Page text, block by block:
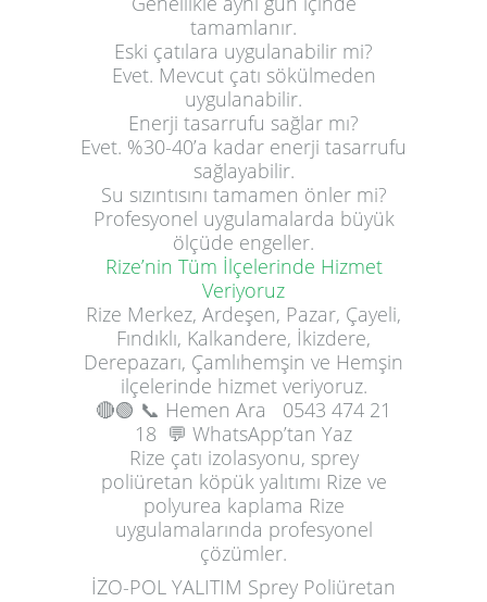
tamamlanır.
Eski çatılara uygulanabilir mi?
Evet. Mevcut çatı sökülmeden
uygulanabilir.
Enerji tasarrufu sağlar mı?
Evet. %30-40’a kadar enerji tasarrufu
sağlayabilir.
Su sızıntısını tamamen önler mi?
Profesyonel uygulamalarda büyük
ölçüde engeller.
Rize’nin Tüm İlçelerinde Hizmet
Veriyoruz
Rize Merkez, Ardeşen, Pazar, Çayeli,
Fındıklı, Kalkandere, İkizdere,
Derepazarı, Çamlıhemşin ve Hemşin
ilçelerinde hizmet veriyoruz.
🔴🟢 📞 Hemen Ara
0543 474 21
18 💬 WhatsApp’tan Yaz
Rize çatı izolasyonu, sprey
poliüretan köpük yalıtımı Rize ve
polyurea kaplama Rize
uygulamalarında profesyonel
çözümler.
İZO-POL YALITIM Sprey Poliüretan